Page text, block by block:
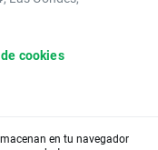
cookies
en tu navegador